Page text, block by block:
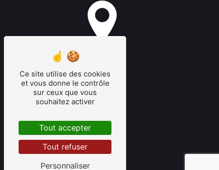
latresne
Ce site utilise des cookies
et vous donne le contrôle
sur ceux que vous
souhaitez activer
Tout accepter
Tout refuser
Personnaliser